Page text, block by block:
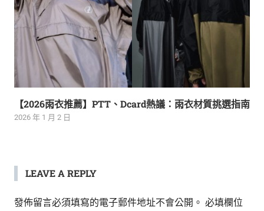
【2026雨衣推薦】PTT、Dcard熱議：雨衣材質挑選指南
2026 年 1 月 2 日
LEAVE A REPLY
發佈留言必須填寫的電子郵件地址不會公開。 必填欄位